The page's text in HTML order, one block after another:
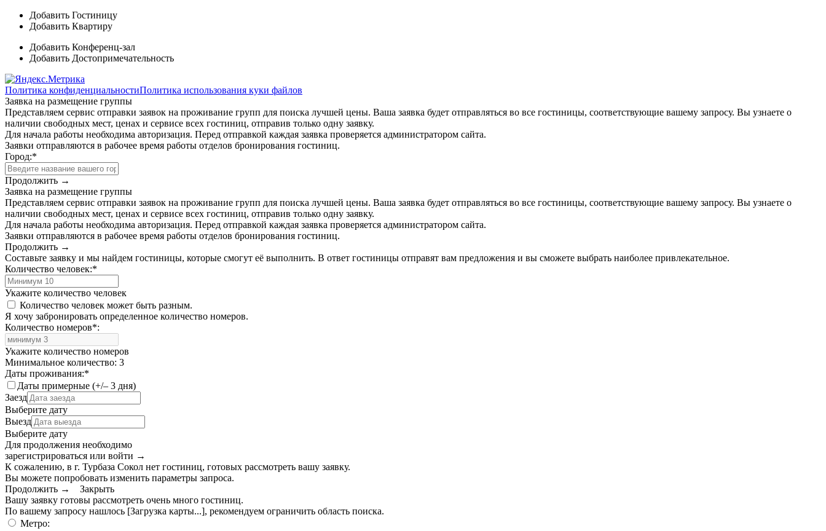
Добавить Гостиницу
Добавить Квартиру
Добавить Конференц-зал
Добавить Достопримечательность
Политика конфиденциальностиПолитика использования куки файлов
Заявка на размещение группы
Представляем сервис отправки заявок на проживание групп для поиска лучшей цены. Ваша заявка будет отправляться во все гостиницы, соответствующие вашему запросу. Вы узнаете о
наличии свободных мест, ценах и сервисе всех гостиниц, отправив только одну заявку.
Для начала работы необходима авторизация. Перед отправкой каждая заявка проверяется администратором сайта.
Заявки отправляются в рабочее время работы отделов бронирования гостиниц.
Город:*
Продолжить →
Заявка на размещение группы
Представляем сервис отправки заявок на проживание групп для поиска лучшей цены. Ваша заявка будет отправляться во все гостиницы, соответствующие вашему запросу. Вы узнаете о
наличии свободных мест, ценах и сервисе всех гостиниц, отправив только одну заявку.
Для начала работы необходима авторизация. Перед отправкой каждая заявка проверяется администратором сайта.
Заявки отправляются в рабочее время работы отделов бронирования гостиниц.
Продолжить →
Составьте заявку и мы найдем гостиницы, которые смогут её выполнить. В ответ гостиницы отправят вам предложения и вы сможете выбрать наиболее привлекательное.
Количество человек:*
Укажите количество человек
Количество человек может быть разным.
Я хочу забронировать определенное количество номеров.
Количество номеров*:
Укажите количество номеров
Минимальное количество: 3
Даты проживания:*
Даты примерные (+/– 3 дня)
Заезд
Выберите дату
Выезд
Выберите дату
Для продолжения необходимо
зарегистрироваться или войти →
К сожалению, в г. Турбаза Сокол нет гостиниц, готовых рассмотреть вашу заявку.
Вы можете попробовать изменить параметры запроса.
Продолжить →
Закрыть
Вашу заявку готовы рассмотреть очень много гостиниц.
По вашему запросу нашлось [Загрузка карты...], рекомендуем ограничить область поиска.
Метро: